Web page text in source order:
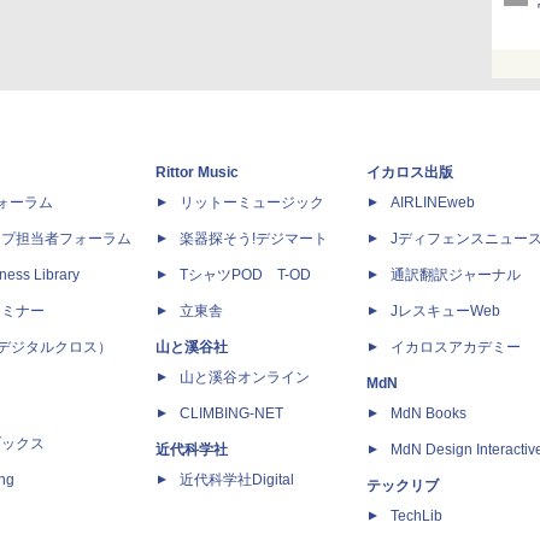
ーラム
担当者フォーラム
Library
ナー
ジタルクロス）
クス
Rittor Music
リットーミュージック
楽器探そう!デジマート
TシャツPOD T-OD
立東舎
山と溪谷社
山と溪谷オンライン
CLIMBING-NET
近代科学社
近代科学社Digital
イカロス出版
AIRLINEweb
Jディフェンスニュー
通訳翻訳ジャーナル
JレスキューWeb
イカロスアカデミー
MdN
MdN Books
MdN Design
テックリブ
TechLib